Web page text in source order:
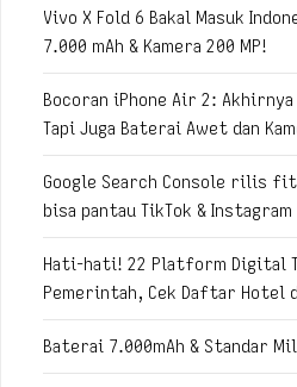
Vivo X Fold 6 Bakal Masuk
7.000 mAh & Kamera 200 MP!
Bocoran iPhone Air 2: Akhirnya
Tapi Juga Baterai Awet dan
Google Search Console rilis
bisa pantau TikTok & Instagram
Hati-hati! 22 Platform Digital
Pemerintah, Cek Daftar Hotel
Baterai 7.000mAh & Standar